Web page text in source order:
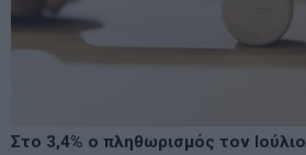
Στο 3,4% ο πληθωρισμός τον Ιούλιο